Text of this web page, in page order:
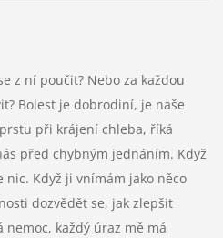
z ní poučit? Nebo za každou
Bolest je dobrodiní, je naše
při krájení chleba, říká
před chybným jednáním. Když
Když ji vnímám jako něco
dozvědět se, jak zlepšit
nemoc, každý úraz mě má